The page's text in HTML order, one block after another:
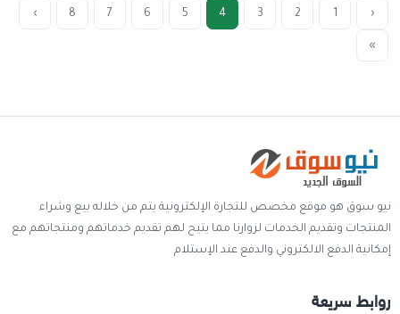
‹
1
2
3
4
5
6
7
8
›
»
نيو سوق هو موقع مخصص للتجارة الإلكترونية يتم من خلاله بيع وشراء
المنتجات وتقديم الخدمات لزوارنا مما يتيح لهم تقديم خدماتهم ومنتجاتهم مع
إمكانية الدفع الالكتروني والدفع عند الإستلام
روابط سريعة